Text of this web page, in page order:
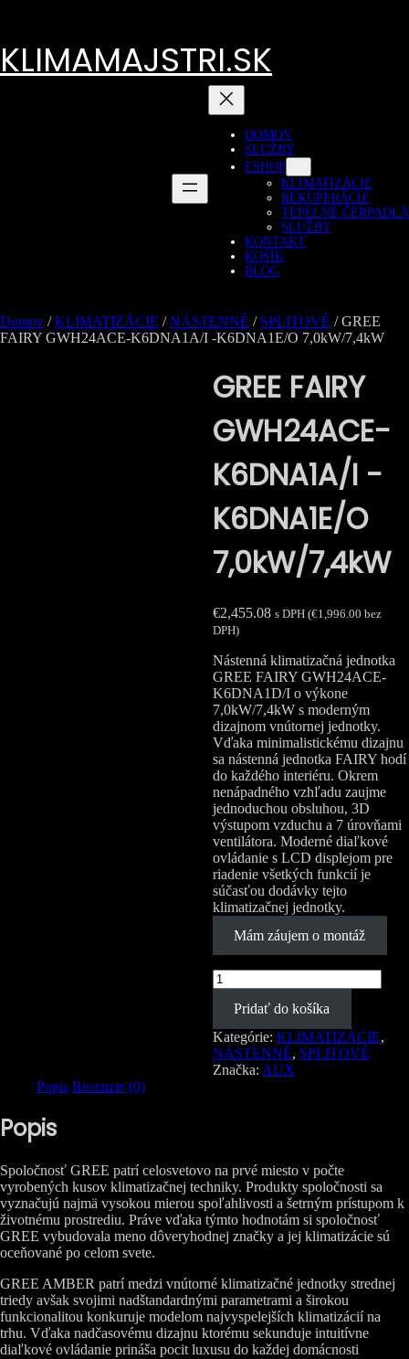
KLIMAMAJSTRI.SK
DOMOV
SLUŽBY
ESHOP
KLIMATIZÁCIE
REKUPERÁCIE
TEPELNÉ ČERPADLÁ
SLUŽBY
KONTAKT
KOŠÍK
BLOG
Domov /KLIMATIZÁCIE /NÁSTENNÉ / SPLITOVÉ / GREE
FAIRY GWH24ACE-K6DNA1A/I -K6DNA1E/O 7,0kW/7,4kW
GREE FAIRY
GWH24ACE-
K6DNA1A/I -
K6DNA1E/O
7,0kW/7,4kW
€2,455.08 s DPH (€1,996.00 bez
DPH)
Nástenná klimatizačná jednotka
GREE FAIRY GWH24ACE-
K6DNA1D/I o výkone
7,0kW/7,4kW s moderným
dizajnom vnútornej jednotky.
Vďaka minimalistickému dizajnu
sa nástenná jednotka FAIRY hodí
do každého interiéru. Okrem
nenápadného vzhľadu zaujme
jednoduchou obsluhou, 3D
výstupom vzduchu a 7 úrovňami
ventilátora. Moderné diaľkové
ovládanie s LCD displejom pre
riadenie všetkých funkcií je
súčasťou dodávky tejto
klimatizačnej jednotky.
Mám záujem o montáž
množstvo
GREE
FAIRY
GWH24ACE-
K6DNA1A/I
-
K6DNA1E/O
Pridať do košíka
Kategórie: KLIMATIZÁCIE,
NÁSTENNÉ, SPLITOVÉ
Značka: AUX
Popis Recenzie (0)
Popis
Spoločnosť GREE patrí celosvetovo na prvé miesto v počte
vyrobených kusov klimatizačnej techniky. Produkty spoločnosti sa
vyznačujú najmä vysokou mierou spoľahlivosti a šetrným prístupom k
životnému prostrediu. Práve vďaka týmto hodnotám si spoločnosť
GREE vybudovala meno dôveryhodnej značky a jej klimatizácie sú
oceňované po celom svete.
GREE AMBER patrí medzi vnútorné klimatizačné jednotky strednej
triedy avšak svojimi nadštandardnými parametrami a širokou
funkcionalitou konkuruje modelom najvyspelejších klimatizácií na
trhu. Vďaka nadčasovému dizajnu ktorému sekunduje intuitívne
diaľkové ovládanie prináša pocit luxusu do každej domácnosti